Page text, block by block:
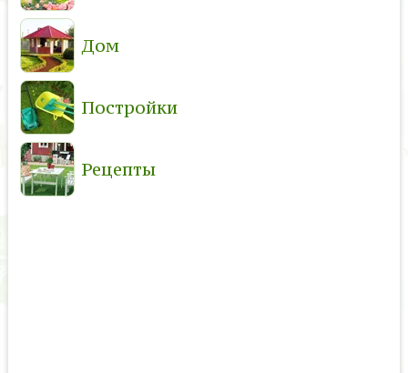
Дом
Постройки
Рецепты